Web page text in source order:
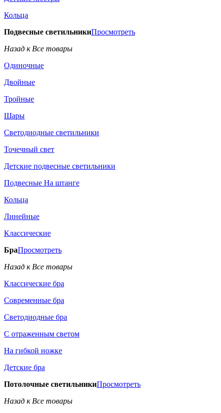
Кольца
Подвесные светильникиПросмотреть
Назад к Все товары
Одиночные
Двойные
Тройные
Шары
Светодиодные светильники
Точечный свет
Детские подвесные светильники
Подвесные На штанге
Кольца
Линейные
Классические
БраПросмотреть
Назад к Все товары
Классические бра
Современные бра
Светодиодные бра
С отраженным светом
На гибкой ножке
Детские бра
Потолочные светильникиПросмотреть
Назад к Все товары